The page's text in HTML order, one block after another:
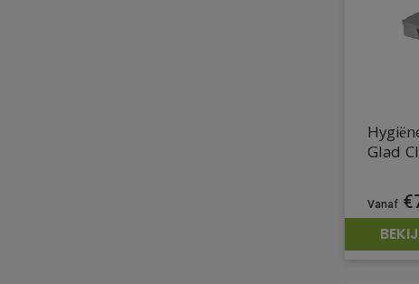
Glad
€